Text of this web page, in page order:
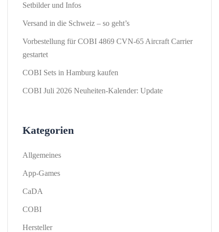
Setbilder und Infos
Versand in die Schweiz – so geht’s
Vorbestellung für COBI 4869 CVN-65 Aircraft Carrier
gestartet
COBI Sets in Hamburg kaufen
COBI Juli 2026 Neuheiten-Kalender: Update
Kategorien
Allgemeines
App-Games
CaDA
COBI
Hersteller